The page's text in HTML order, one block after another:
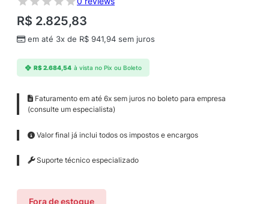
R$ 2.825,83
em até 3x de R$ 941,94 sem juros
R$2.684,54 à vista no Pix ou Boleto
Faturamento em até 6x sem juros no boleto para empresa
(consulte um especialista)
Valor final já inclui todos os impostos e encargos
Suporte técnico especializado
Fora de estoque